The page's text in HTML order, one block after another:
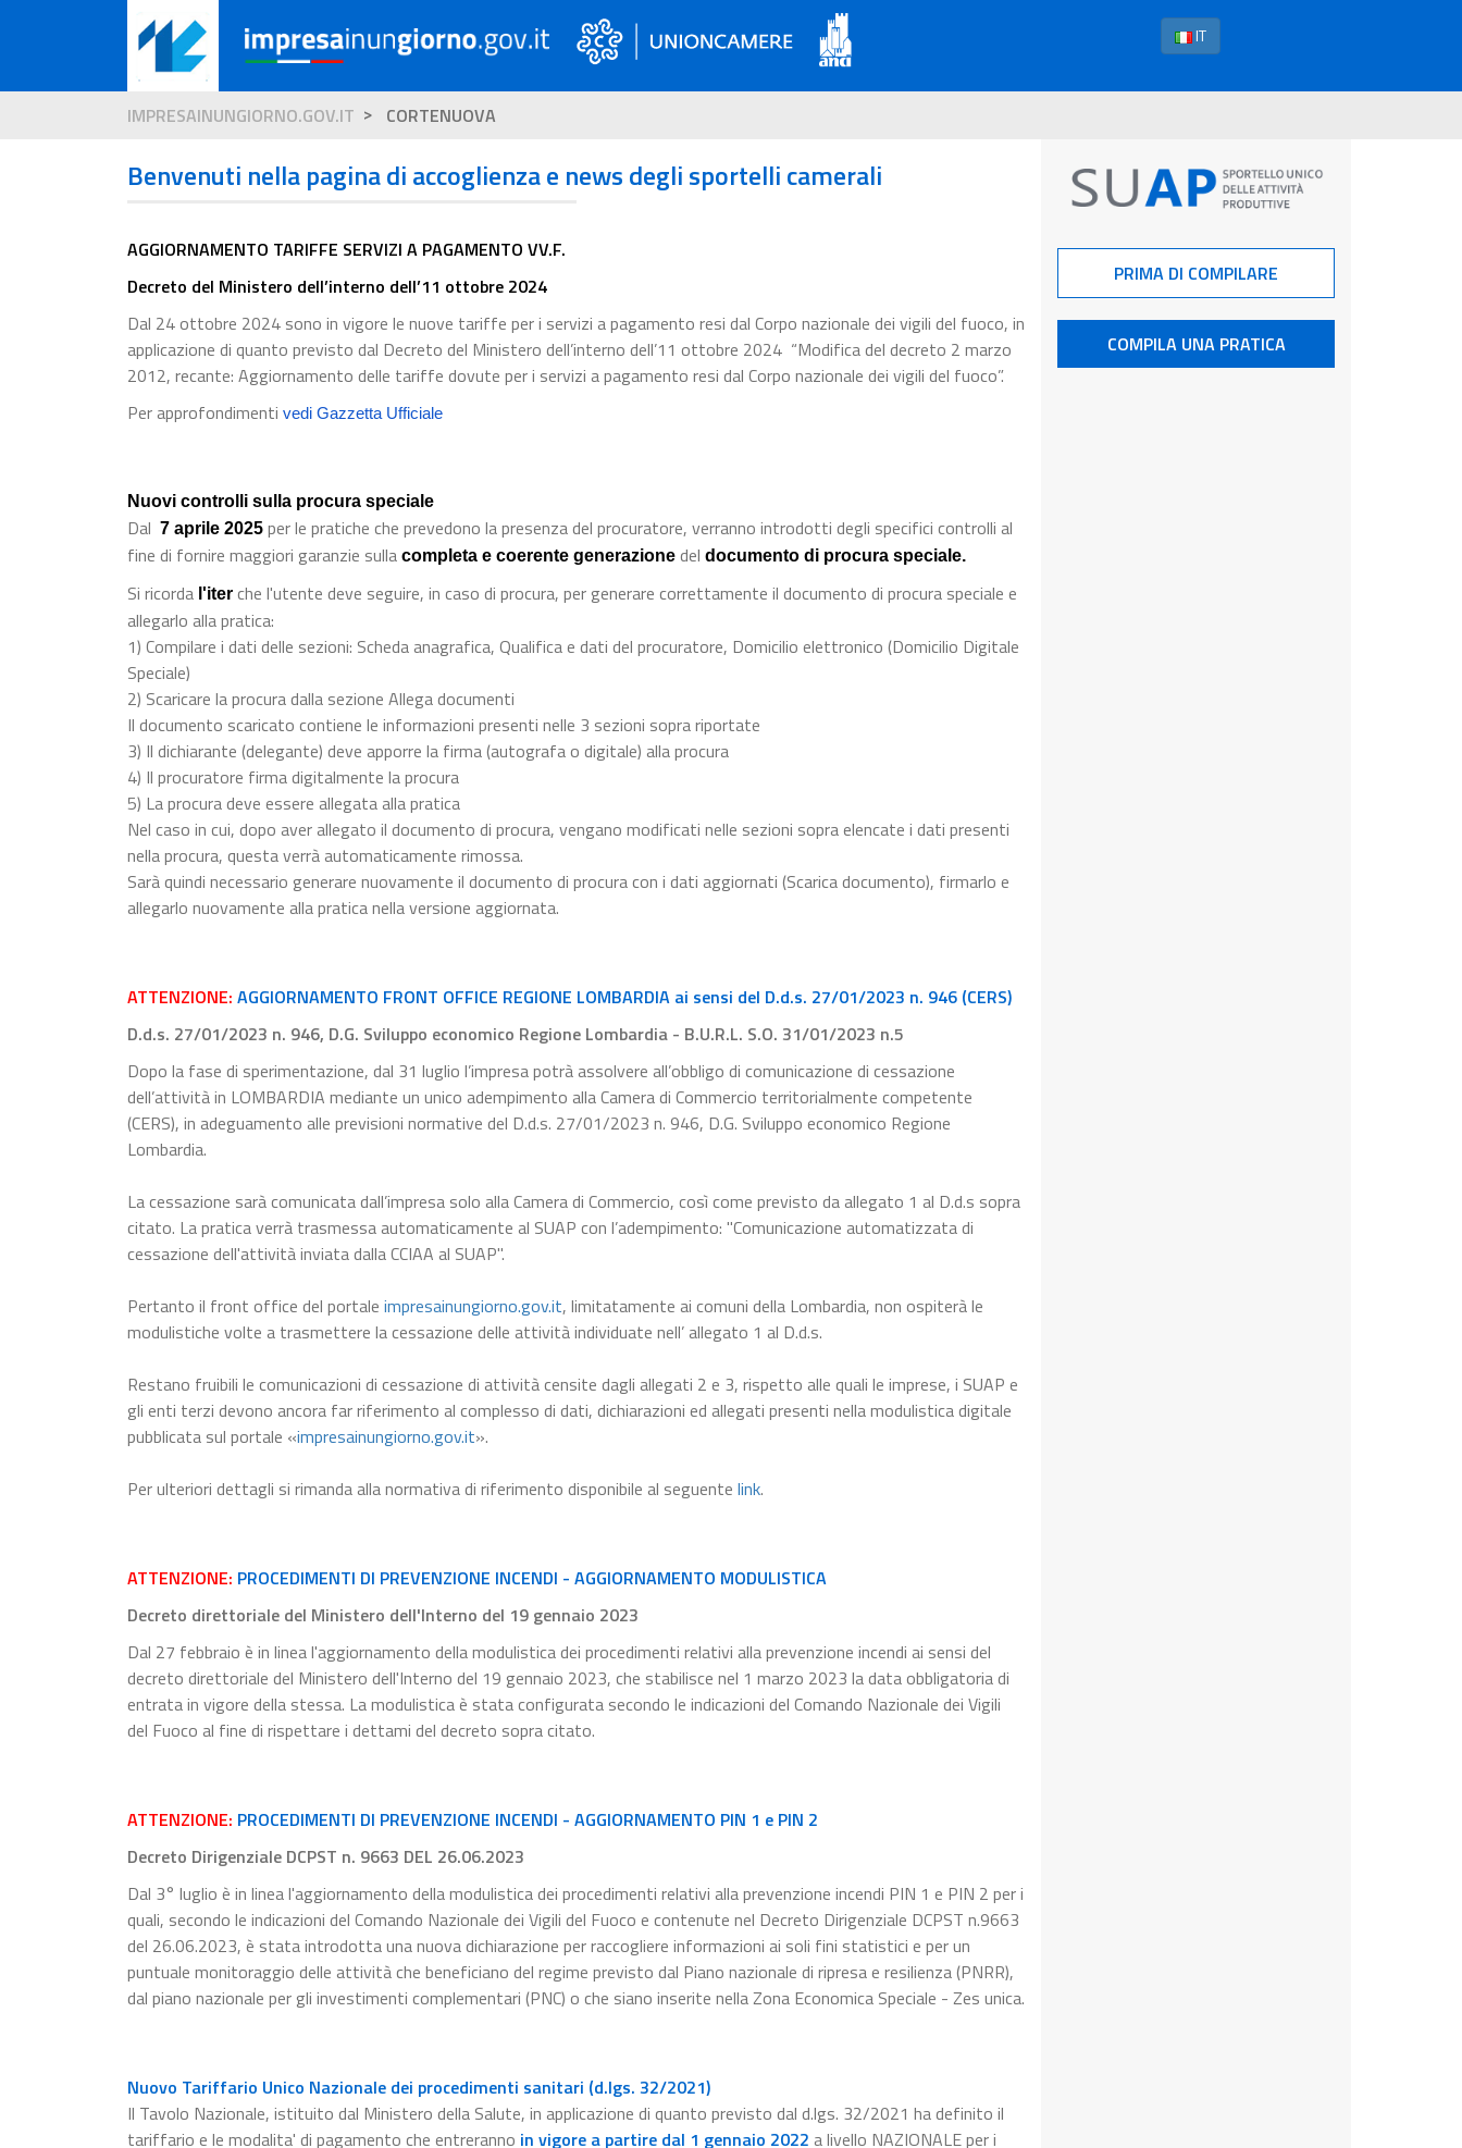
IT
IMPRESAINUNGIORNO.GOV.IT CORTENUOVA
Benvenuti nella pagina di accoglienza e news degli sportelli camerali
AGGIORNAMENTO TARIFFE SERVIZI A PAGAMENTO VV.F.
Decreto del Ministero dell’interno dell’11 ottobre 2024
Dal 24 ottobre 2024 sono in vigore le nuove tariffe per i servizi a pagamento resi dal Corpo nazionale dei vigili del fuoco, in
applicazione di quanto previsto dal Decreto del Ministero dell’interno dell’11 ottobre 2024 “Modifica del decreto 2 marzo
2012, recante: Aggiornamento delle tariffe dovute per i servizi a pagamento resi dal Corpo nazionale dei vigili del fuoco”.
Per approfondimenti vedi Gazzetta Ufficiale
Nuovi controlli sulla procura speciale
Dal 7 aprile 2025 per le pratiche che prevedono la presenza del procuratore, verranno introdotti degli specifici controlli al
fine di fornire maggiori garanzie sulla completa e coerente generazione del documento di procura speciale.
Si ricorda l'iter che l'utente deve seguire, in caso di procura, per generare correttamente il documento di procura speciale e
allegarlo alla pratica:
1) Compilare i dati delle sezioni: Scheda anagrafica, Qualifica e dati del procuratore, Domicilio elettronico (Domicilio Digitale
Speciale)
2) Scaricare la procura dalla sezione Allega documenti
Il documento scaricato contiene le informazioni presenti nelle 3 sezioni sopra riportate
3) Il dichiarante (delegante) deve apporre la firma (autografa o digitale) alla procura
4) Il procuratore firma digitalmente la procura
5) La procura deve essere allegata alla pratica
Nel caso in cui, dopo aver allegato il documento di procura, vengano modificati nelle sezioni sopra elencate i dati presenti
nella procura, questa verrà automaticamente rimossa.
Sarà quindi necessario generare nuovamente il documento di procura con i dati aggiornati (Scarica documento), firmarlo e
allegarlo nuovamente alla pratica nella versione aggiornata.
ATTENZIONE: AGGIORNAMENTO FRONT OFFICE REGIONE LOMBARDIA ai sensi del D.d.s. 27/01/2023 n. 946 (CERS)
D.d.s. 27/01/2023 n. 946, D.G. Sviluppo economico Regione Lombardia - B.U.R.L. S.O. 31/01/2023 n.5
Dopo la fase di sperimentazione, dal 31 luglio l’impresa potrà assolvere all’obbligo di comunicazione di cessazione
dell’attività in LOMBARDIA mediante un unico adempimento alla Camera di Commercio territorialmente competente
(CERS), in adeguamento alle previsioni normative del D.d.s. 27/01/2023 n. 946, D.G. Sviluppo economico Regione
Lombardia.
La cessazione sarà comunicata dall’impresa solo alla Camera di Commercio, così come previsto da allegato 1 al D.d.s sopra
citato. La pratica verrà trasmessa automaticamente al SUAP con l’adempimento: "Comunicazione automatizzata di
cessazione dell'attività inviata dalla CCIAA al SUAP".
Pertanto il front office del portale impresainungiorno.gov.it, limitatamente ai comuni della Lombardia, non ospiterà le
modulistiche volte a trasmettere la cessazione delle attività individuate nell’ allegato 1 al D.d.s.
Restano fruibili le comunicazioni di cessazione di attività censite dagli allegati 2 e 3, rispetto alle quali le imprese, i SUAP e
gli enti terzi devono ancora far riferimento al complesso di dati, dichiarazioni ed allegati presenti nella modulistica digitale
pubblicata sul portale «impresainungiorno.gov.it».
Per ulteriori dettagli si rimanda alla normativa di riferimento disponibile al seguente link.
ATTENZIONE: PROCEDIMENTI DI PREVENZIONE INCENDI - AGGIORNAMENTO MODULISTICA
Decreto direttoriale del Ministero dell'Interno del 19 gennaio 2023
Dal 27 febbraio è in linea l'aggiornamento della modulistica dei procedimenti relativi alla prevenzione incendi ai sensi del
decreto direttoriale del Ministero dell'Interno del 19 gennaio 2023, che stabilisce nel 1 marzo 2023 la data obbligatoria di
entrata in vigore della stessa. La modulistica è stata configurata secondo le indicazioni del Comando Nazionale dei Vigili
del Fuoco al fine di rispettare i dettami del decreto sopra citato.
ATTENZIONE: PROCEDIMENTI DI PREVENZIONE INCENDI - AGGIORNAMENTO PIN 1 e PIN 2
Decreto Dirigenziale DCPST n. 9663 DEL 26.06.2023
Dal 3° luglio è in linea l'aggiornamento della modulistica dei procedimenti relativi alla prevenzione incendi PIN 1 e PIN 2 per i
quali, secondo le indicazioni del Comando Nazionale dei Vigili del Fuoco e contenute nel Decreto Dirigenziale DCPST n.9663
del 26.06.2023, è stata introdotta una nuova dichiarazione per raccogliere informazioni ai soli fini statistici e per un
puntuale monitoraggio delle attività che beneficiano del regime previsto dal Piano nazionale di ripresa e resilienza (PNRR),
dal piano nazionale per gli investimenti complementari (PNC) o che siano inserite nella Zona Economica Speciale - Zes unica.
Nuovo Tariffario Unico Nazionale dei procedimenti sanitari (d.lgs. 32/2021)
Il Tavolo Nazionale, istituito dal Ministero della Salute, in applicazione di quanto previsto dal d.lgs. 32/2021 ha definito il
tariffario e le modalita' di pagamento che entreranno in vigore a partire dal 1 gennaio 2022 a livello NAZIONALE per i
PRIMA DI COMPILARE
COMPILA UNA PRATICA